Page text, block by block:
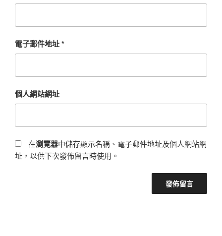
電子郵件地址*
個人網站網址
在瀏覽器中儲存顯示名稱、電子郵件地址及個人網站網
址，以供下次發佈留言時使用。